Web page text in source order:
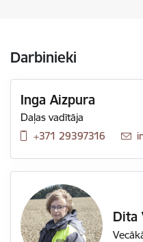
Darbinieki
Inga Aizpura
Daļas vadītāja
+371 29397316
Dita